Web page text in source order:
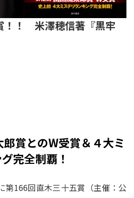
！！ 米澤穂信著『黒牢
賞とのW受賞＆４大ミ
完全制覇！
第166回直木三十五賞（主催：公